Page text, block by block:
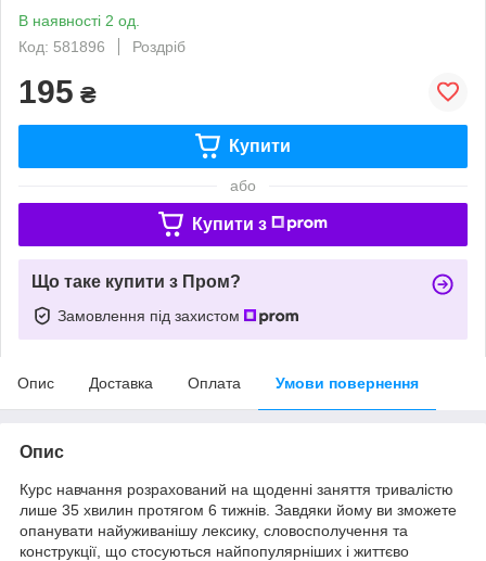
В наявності 2 од.
Код: 581896
Роздріб
195 ₴
Купити
або
Купити з
Що таке купити з Пром?
Замовлення під захистом
Опис Доставка Оплата Умови повернення
Опис
Курс навчання розрахований на щоденні заняття тривалістю
лише 35 хвилин протягом 6 тижнів. Завдяки йому ви зможете
опанувати найуживанішу лексику, словосполучення та
конструкції, що стосуються найпопулярніших і життєво